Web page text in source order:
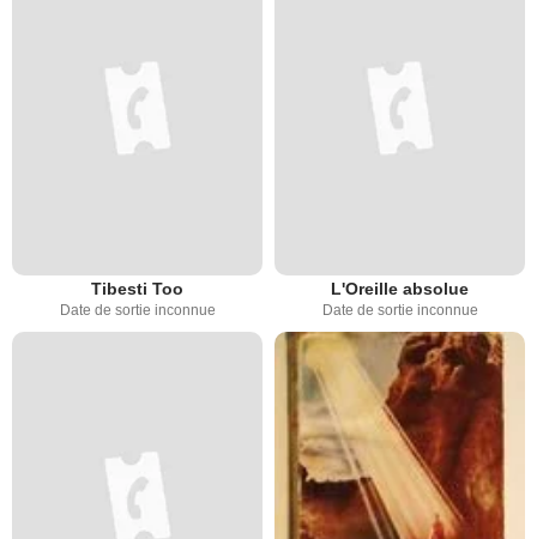
Tibesti Too
Date de sortie inconnue
L'Oreille absolue
Date de sortie inconnue